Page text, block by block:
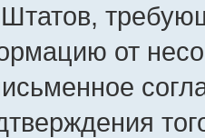
от